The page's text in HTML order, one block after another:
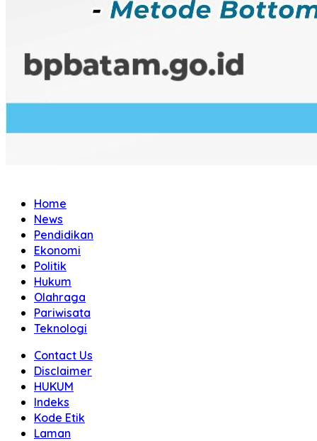
Home
News
Pendidikan
Ekonomi
Politik
Hukum
Olahraga
Pariwisata
Teknologi
Contact Us
Disclaimer
HUKUM
Indeks
Kode Etik
Laman